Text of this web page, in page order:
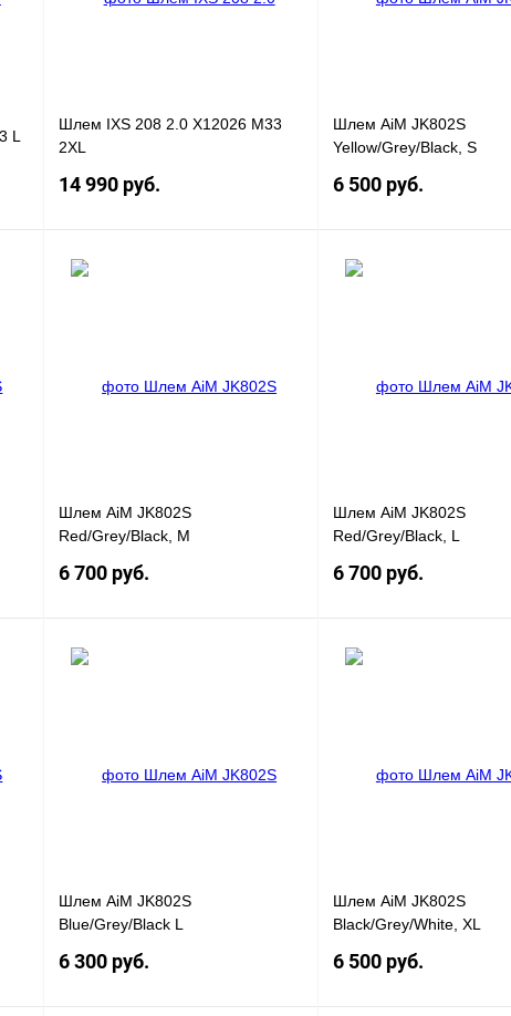
В избранное Под заказ В избранное Под
L
Шлем IXS 208 2.0 X12026 M33
2XL
14 990 руб.
В избранное Под заказ
Шлем AiM JK802S
Yellow/Grey/Black, S
6 500 руб.
В избранное Под
Шлем AiM JK802S
Red/Grey/Black, M
6 700 руб.
В избранное Под заказ
Шлем AiM JK802S
Red/Grey/Black, L
6 700 руб.
В избранное Под
Шлем AiM JK802S
Blue/Grey/Black L
6 300 руб.
Шлем AiM JK802S
Black/Grey/White, XL
6 500 руб.